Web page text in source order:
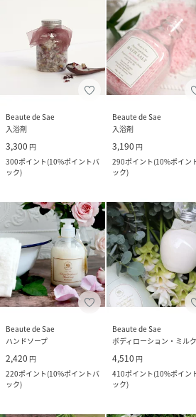
Beaute de Sae
入浴剤
3,300 円
300ポイント(10%ポイントバ
ック)
Beaute de Sae
入浴剤
3,190 円
290ポイント(10%ポイン
ック)
Beaute de Sae
ハンドソープ
2,420 円
220ポイント(10%ポイントバ
ック)
Beaute de Sae
ボディローション・ミルク
4,510 円
410ポイント(10%ポイン
ック)